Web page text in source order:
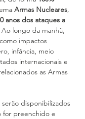
Armas Nucleares,
anos dos ataques a
Ao longo da manhã,
impactos
infância, meio
internacionais e
as Armas
disponibilizados
for preenchido e